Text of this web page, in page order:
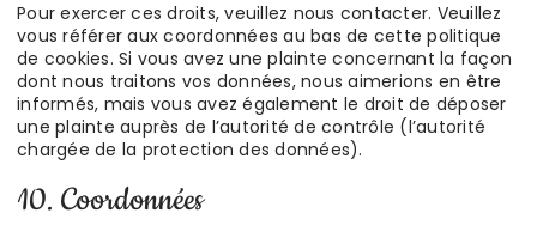
Pour exercer ces droits, veuillez nous contacter. Veuillez
vous référer aux coordonnées au bas de cette politique
de cookies. Si vous avez une plainte concernant la façon
dont nous traitons vos données, nous aimerions en être
informés, mais vous avez également le droit de déposer
une plainte auprès de l’autorité de contrôle (l’autorité
chargée de la protection des données).
10. Coordonnées